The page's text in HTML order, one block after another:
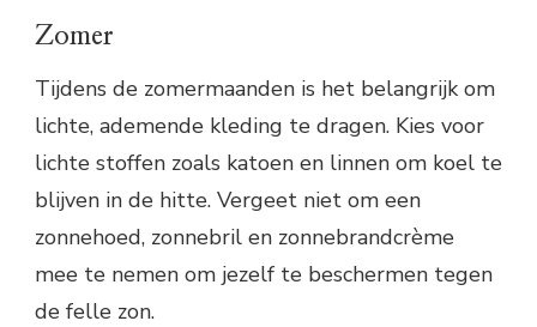
Zomer
Tijdens de zomermaanden is het belangrijk om
lichte, ademende kleding te dragen. Kies voor
lichte stoffen zoals katoen en linnen om koel te
blijven in de hitte. Vergeet niet om een
zonnehoed, zonnebril en zonnebrandcrème
mee te nemen om jezelf te beschermen tegen
de felle zon.